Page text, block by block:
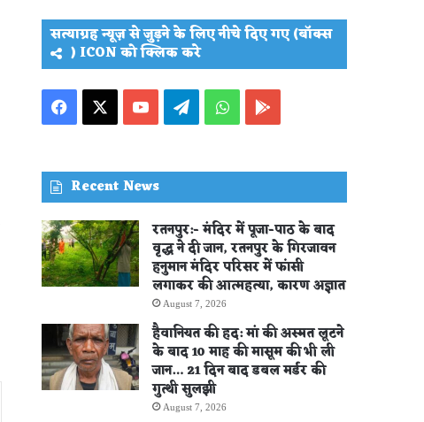
सत्याग्रह न्यूज़ से जुड़ने के लिए नीचे दिए गए (बॉक्स
) ICON को क्लिक करे
Facebook YouTubeTelegramWhatsApp
Recent News
रतनपुर:- मंदिर में पूजा-पाठ के बाद
वृद्ध ने दी जान, रतनपुर के गिरजावन
हनुमान मंदिर परिसर में फांसी
लगाकर की आत्महत्या, कारण अज्ञात
August 7, 2026
हैवानियत की हद: मां की अस्मत लूटने
के बाद 10 माह की मासूम की भी ली
जान… 21 दिन बाद डबल मर्डर की
गुत्थी सुलझी
August 7, 2026